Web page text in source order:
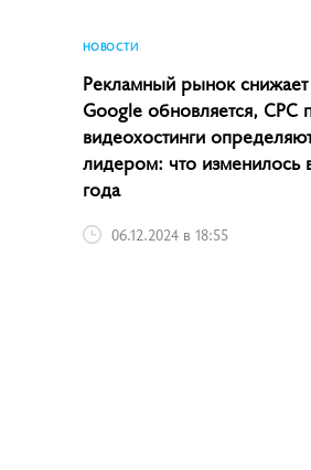
НОВОСТИ
Рекламный рынок
Google обновляется, CPC
видеохостинги
лидером: что изменилось
года
06.12.2024 в 18:55